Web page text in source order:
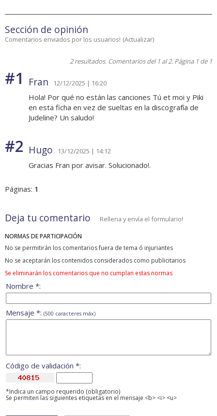
Sección de opinión
Comentarios enviados por los usuarios! (Actualizar)
2 resultados. Comentarios del 1 al 2. Página 1 de 1
#1 Fran 12/12/2025 | 16:20
Hola! Por qué no están las canciones Tú et moi y Piki
en esta ficha en vez de sueltas en la discografía de
Judeline? Un saludo!
#2 Hugo 13/12/2025 | 14:12
Gracias Fran por avisar. Solucionado!.
Páginas: 1
Deja tu comentario Rellena y envía el formulario!
NORMAS DE PARTICIPACIÓN
No se permitirán los comentarios fuera de tema ó injuriantes
No se aceptarán los contenidos considerados como publicitarios
Se eliminarán los comentarios que no cumplan estas normas
Nombre *:
Mensaje *: (500 caracteres máx)
Código de validación *:
*Indica un campo requerido (obligatorio)
Se permiten las siguientes etiquetas en el mensaje <b> <i> <u>